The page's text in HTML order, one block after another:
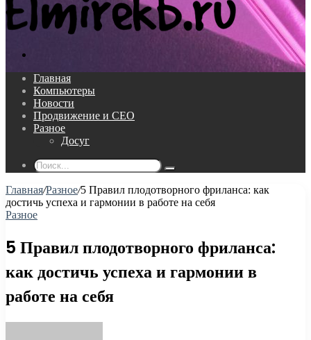
Главная
Компьютеры
Новости
Продвижение и СЕО
Разное
Досуг
Поиск...
Главная/Разное/5 Правил плодотворного фриланса: как
достичь успеха и гармонии в работе на себя
Разное
5 Правил плодотворного фриланса:
как достичь успеха и гармонии в
работе на себя